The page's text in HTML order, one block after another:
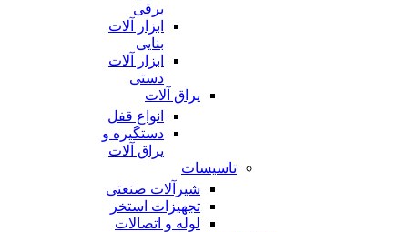
برقی
ابزار آلات
بنایی
ابزار آلات
دستی
یراق آلات
انواع قفل
دستگیره و
یراق آلات
تاسیسات
شیرآلات صنعتی
تجهیزات استخر
لوله و اتصالات